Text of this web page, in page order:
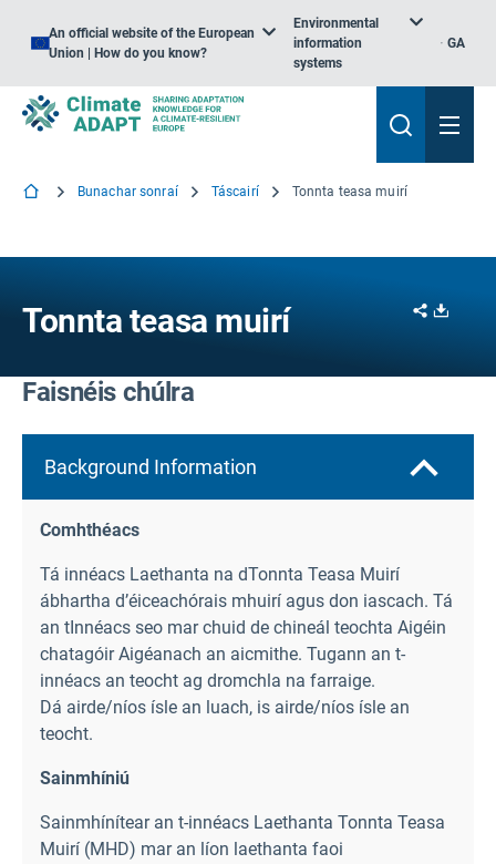
An official website of the European
Union | How do you know?
Environmental
information
systems
GA
Bunachar sonraí Táscairí Tonnta teasa muirí
Tonnta teasa muirí Share
Faisnéis chúlra
Background Information
Comhthéacs
Tá innéacs Laethanta na dTonnta Teasa Muirí
ábhartha d’éiceachórais mhuirí agus don iascach. Tá
an tInnéacs seo mar chuid de chineál teochta Aigéin
chatagóir Aigéanach an aicmithe. Tugann an t-
innéacs an teocht ag dromchla na farraige.
Dá airde/níos ísle an luach, is airde/níos ísle an
teocht.
Sainmhíniú
Sainmhínítear an t-innéacs Laethanta Tonnta Teasa
Muirí (MHD) mar an líon laethanta faoi